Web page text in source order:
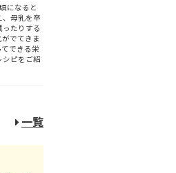
になると
、母乳を卒
たりする
でてきま
できる栄
ピをご紹
一覧